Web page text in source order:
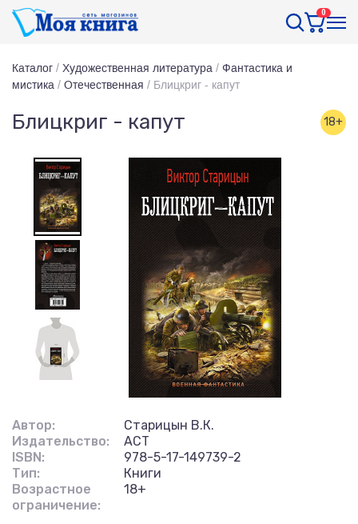
0
Каталог / Художественная литература / Фантастика и
мистика / Отечественная / Блицкриг - капут
Блицкриг - капут 18+
Автор:
Старицын В.К.
Издательство:
АСТ
ISBN:
978-5-17-149739-2
Тип:
Книги
Возрастное
ограничение:
18+